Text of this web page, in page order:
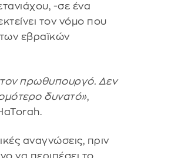
-σε ένα
τον νόμο που
εβραϊκών
πρωθυπουργό. Δεν
δυνατό»,
αναγνώσεις, πριν